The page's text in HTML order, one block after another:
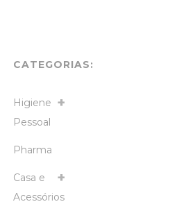
CATEGORIAS:
Higiene
Pessoal
Pharma
Casa e
Acessórios